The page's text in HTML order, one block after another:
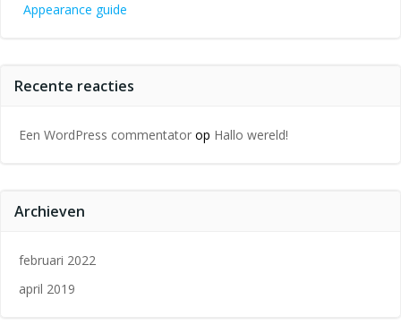
Appearance guide
Recente reacties
Een WordPress commentator op Hallo wereld!
Archieven
februari 2022
april 2019